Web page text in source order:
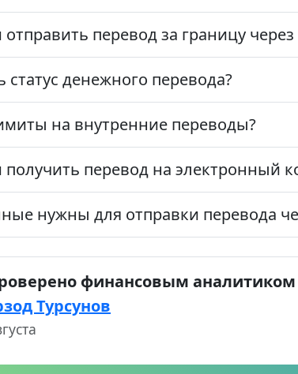
перевод за границу
статус денежного перевода?
на внутренние переводы?
перевод на электронный
нужны для отправки перевода
финансовым аналитиком
Турсунов